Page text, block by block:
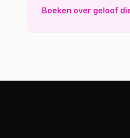
Boeken over geloof